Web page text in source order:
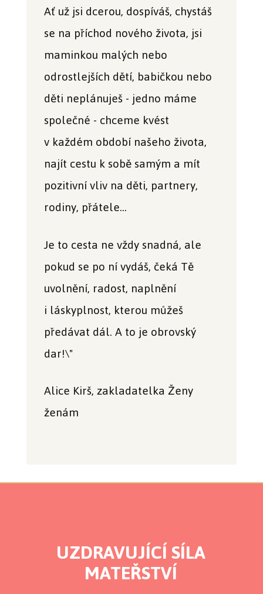
Ať už jsi dcerou, dospíváš, chystáš
se na příchod nového života, jsi
maminkou malých nebo
odrostlejších dětí, babičkou nebo
děti neplánuješ - jedno máme
společné - chceme kvést
v každém období našeho života,
najít cestu k sobě samým a mít
pozitivní vliv na děti, partnery,
rodiny, přátele...
Je to cesta ne vždy snadná, ale
pokud se po ní vydáš, čeká Tě
uvolnění, radost, naplnění
i láskyplnost, kterou můžeš
předávat dál. A to je obrovský
dar!\"
Alice Kirš, zakladatelka Ženy
ženám
UZDRAVUJÍCÍ SÍLA
MATEŘSTVÍ